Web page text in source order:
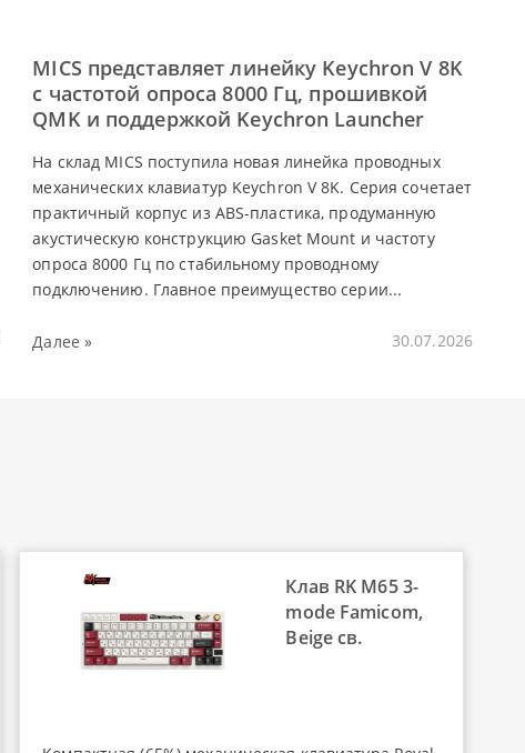
MICS представляет линейку Keychron V 8K
с частотой опроса 8000 Гц, прошивкой
QMK и поддержкой Keychron Launcher
На склад MICS поступила новая линейка проводных
механических клавиатур Keychron V 8K. Серия сочетает
практичный корпус из ABS-пластика, продуманную
акустическую конструкцию Gasket Mount и частоту
опроса 8000 Гц по стабильному проводному
подключению. Главное преимущество серии...
Далее » 30.07.2026
Клав RK M65 3-
mode Famicom,
Beige св.